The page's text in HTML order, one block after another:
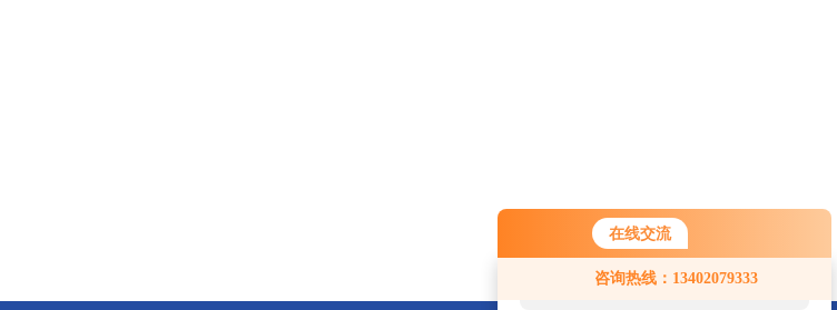
在线交流
咨询热线：13402079333
您好！欢迎前来咨询，很高兴为您
服务，请问您要咨询什么问题呢？